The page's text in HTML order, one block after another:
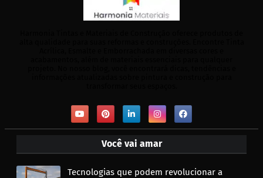
Você vai amar
Tecnologias que podem revolucionar a